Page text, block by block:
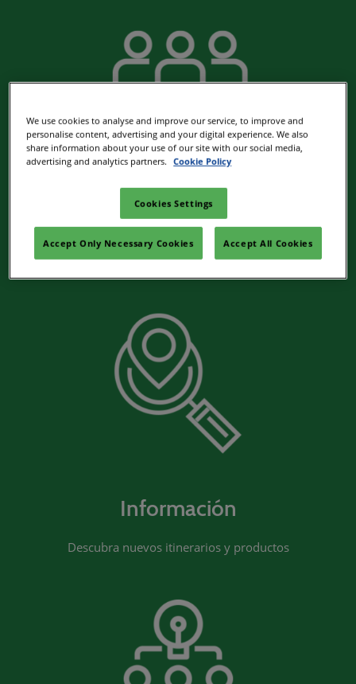
Contactos
Encuéntrese con aliados nuevos y con los actuales
Información
Descubra nuevos itinerarios y productos
We use cookies to analyse and improve our service, to improve and
personalise content, advertising and your digital experience. We also
share information about your use of our site with our social media,
advertising and analytics partners.
Cookie Policy
Cookies Settings
Accept Only Necessary Cookies Accept All Cookies